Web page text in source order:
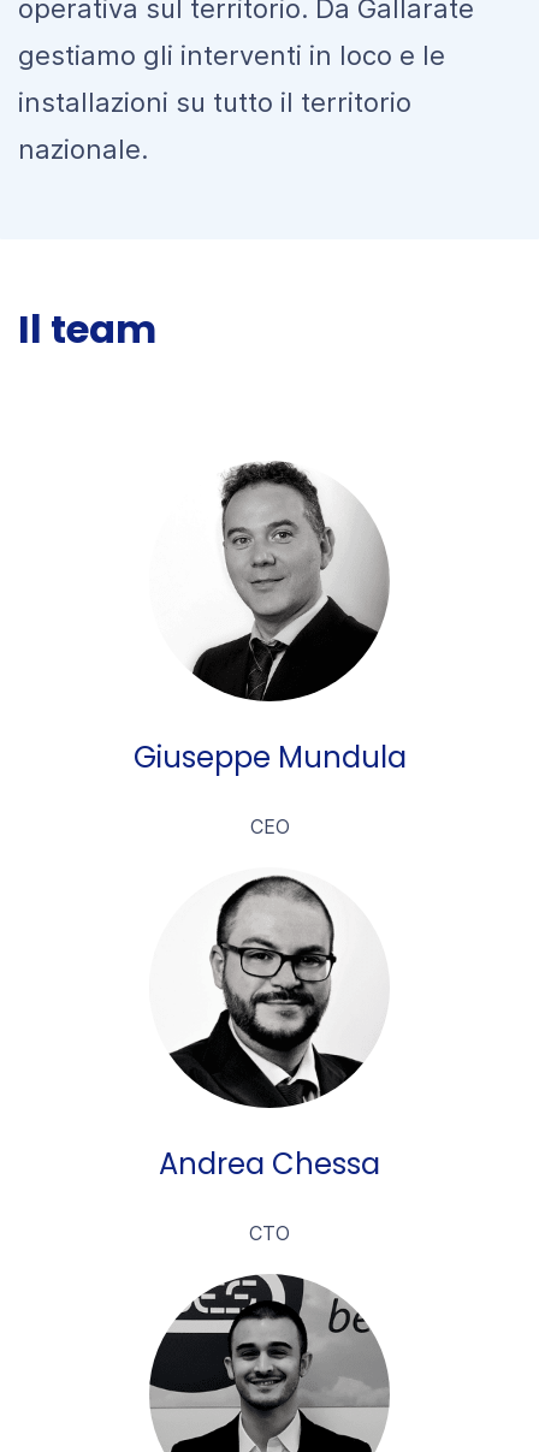
operativa sul territorio. Da Gallarate
gestiamo gli interventi in loco e le
installazioni su tutto il territorio
nazionale.
Il team
Giuseppe Mundula
CEO
Andrea Chessa
CTO